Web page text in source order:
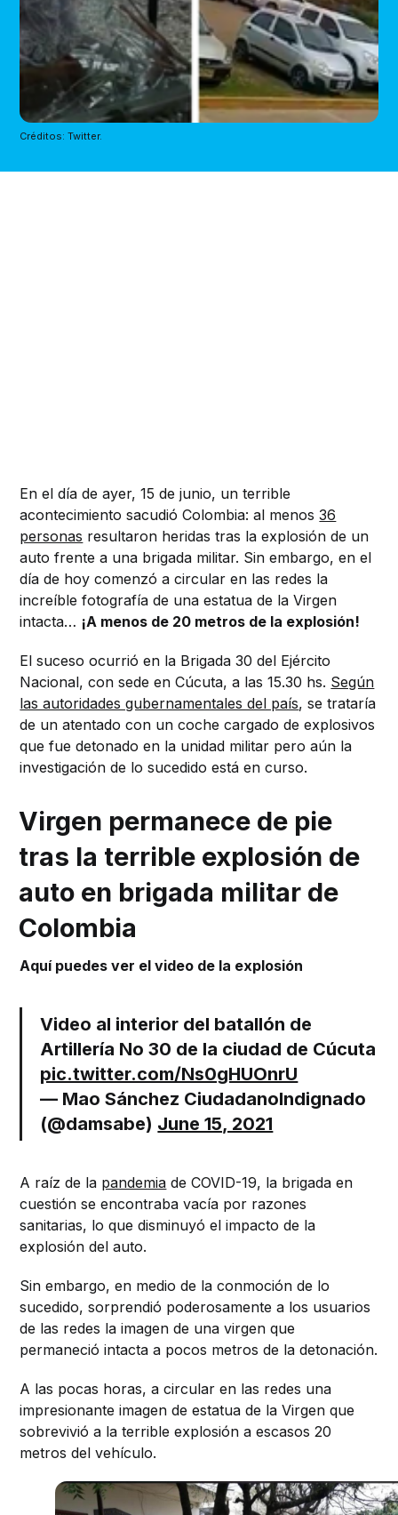
Créditos: Twitter.
En el día de ayer, 15 de junio, un terrible
acontecimiento sacudió Colombia: al menos36
personas resultaron heridas tras la explosión de un
auto frente a una brigada militar. Sin embargo, en el
día de hoy comenzó a circular en las redes la
increíble fotografía de una estatua de la Virgen
intacta… ¡A menos de 20 metros de la explosión!
El suceso ocurrió en la Brigada 30 del Ejército
Nacional, con sede en Cúcuta, a las 15.30 hs. Según
las autoridades gubernamentales del país, se trataría
de un atentado con un coche cargado de explosivos
que fue detonado en la unidad militar pero aún la
investigación de lo sucedido está en curso.
Virgen permanece de pie
tras la terrible explosión de
auto en brigada militar de
Colombia
Aquí puedes ver el video de la explosión
Video al interior del batallón de
Artillería No 30 de la ciudad de Cúcuta
pic.twitter.com/Ns0gHUOnrU
— Mao Sánchez CiudadanoIndignado
(@damsabe) June 15, 2021
A raíz de la pandemia de COVID-19, la brigada en
cuestión se encontraba vacía por razones
sanitarias, lo que disminuyó el impacto de la
explosión del auto.
Sin embargo, en medio de la conmoción de lo
sucedido, sorprendió poderosamente a los usuarios
de las redes la imagen de una virgen que
permaneció intacta a pocos metros de la detonación.
A las pocas horas, a circular en las redes una
impresionante imagen de estatua de la Virgen que
sobrevivió a la terrible explosión a escasos 20
metros del vehículo.